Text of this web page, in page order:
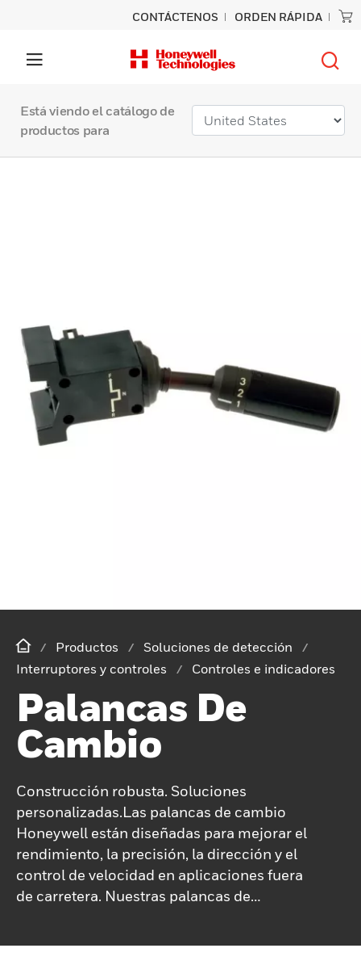
CONTÁCTENOS ORDEN RÁPIDA
Está viendo el catálogo de
productos para
Productos
Soluciones de detección
Interruptores y controles
Controles e indicadores
Palancas De
Cambio
Construcción robusta. Soluciones
personalizadas.Las palancas de cambio
Honeywell están diseñadas para mejorar el
rendimiento, la precisión, la dirección y el
control de velocidad en aplicaciones fuera
de carretera. Nuestras palancas de